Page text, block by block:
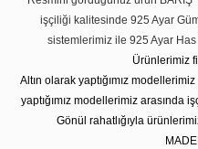
işçiliği kalitesinde 925 Ayar
sistemlerimiz ile 925 Ayar
Ürünlerimiz
Altın olarak yaptığımız
yaptığımız modellerimiz arasında
Gönül rahatlığıyla